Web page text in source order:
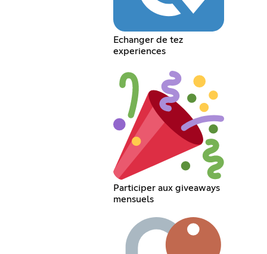
Echanger de tez
experiences
Participer aux giveaways
mensuels